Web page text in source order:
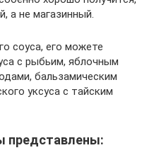
а не магазинный.
соуса, его можете
с рыбьим, яблочным
бальзамическим
уксуса с тайским
представлены: